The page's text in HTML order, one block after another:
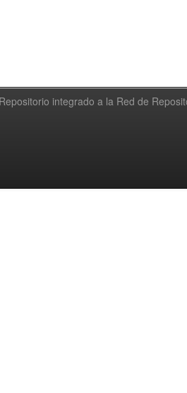
Repositorio integrado a la Red de